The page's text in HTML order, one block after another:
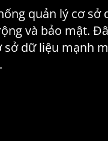
quản lý cơ
và bảo mật.
dữ liệu mạnh